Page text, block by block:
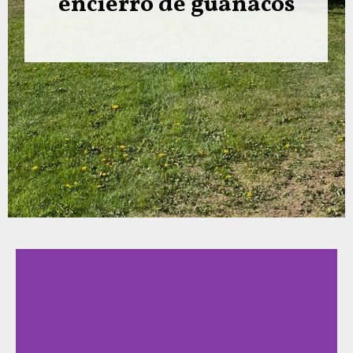
Mundial con sacos
representativos